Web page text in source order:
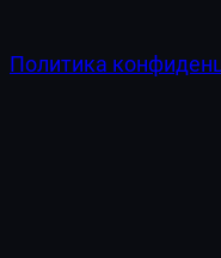
Политика